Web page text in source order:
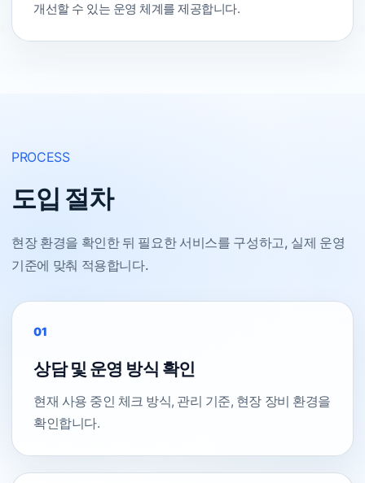
개선할 수 있는 운영 체계를 제공합니다.
PROCESS
도입 절차
현장 환경을 확인한 뒤 필요한 서비스를 구성하고, 실제 운영
기준에 맞춰 적용합니다.
01
상담 및 운영 방식 확인
현재 사용 중인 체크 방식, 관리 기준, 현장 장비 환경을
확인합니다.